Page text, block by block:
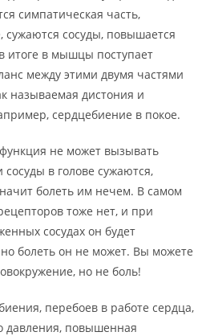
симпатическая часть,
сужаются сосуды, повышается
итоге в мышцы поступает
между этими двумя частями
называемая дистония и
сердцебиение в покое.
не может вызывать
в голове сужаются,
болеть им нечем. В самом
тоже нет, и при
сосудах он будет
болеть он не может. Вы можете
но не боль!
перебоев в работе сердца,
давления, повышенная